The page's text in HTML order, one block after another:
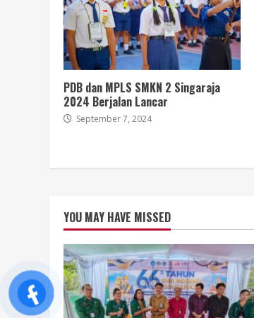
PDB dan MPLS SMKN 2 Singaraja
2024 Berjalan Lancar
September 7, 2024
YOU MAY HAVE MISSED